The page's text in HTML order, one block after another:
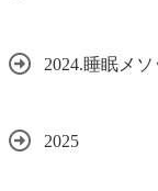
2024.睡眠メソ
2025